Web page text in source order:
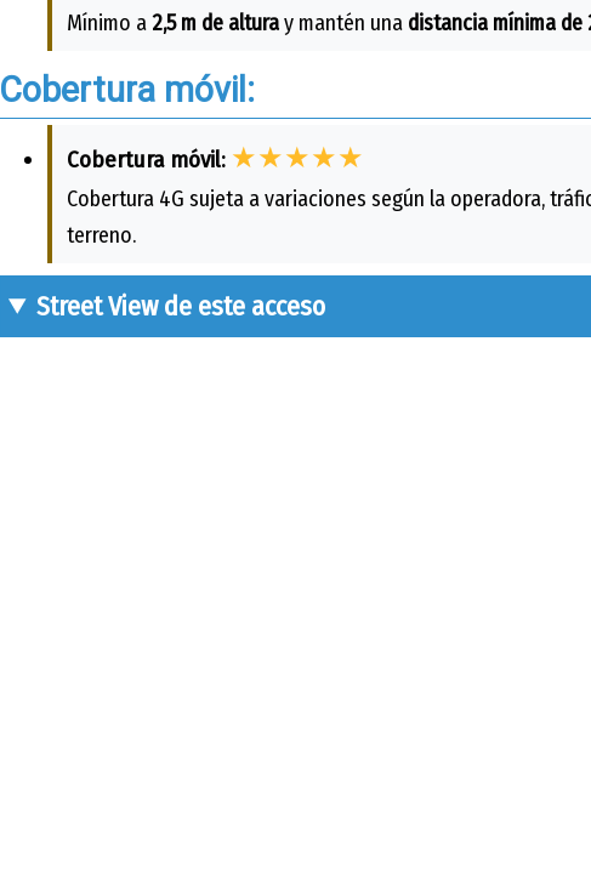
Mínimo a2,5 m de alturay mantén una distancia mínima de
Cobertura móvil:
Cobertura móvil: ★★★★★
Cobertura 4G sujeta a variaciones según la operadora,
terreno.
Street View de este acceso